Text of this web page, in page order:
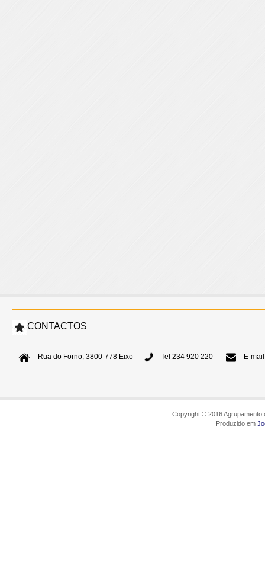
CONTACTOS
Rua do Forno, 3800-778 Eixo Tel 234 920 220 E-
Copyright © 2016
Produzido em